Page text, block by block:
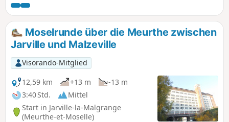
Wandern Sie hauptsächlich im Wald auf
breiten Pfaden und kleinen Holzwegen.
Besuchen Sie zwei Blockhäuser, die von
14/18 übrig geblieben sind, und die
Überreste der Zisterzienserabtei von
Clairlieu. Auf der IGN-Karte bei Punkt (6)
ist eine Höhle eingezeichnet, die in
Wirklichkeit in einem Gebäude
eingeschlossen ist und daher
uninteressant ist.
Moselrunde über die Meurthe zwischen
Jarville und Malzeville
Visorando-Mitglied
12,59 km
+13 m
-13 m
3:40 Std.
Mittel
Start in Jarville-la-Malgrange
(Meurthe-et-Moselle)